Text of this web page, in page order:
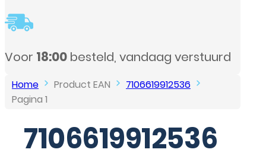
Home Product EAN
7106619912536
Pagina 1
7106619912536